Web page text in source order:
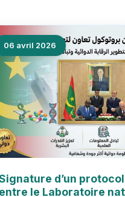
06 avril 2026
d’un
entre le Laboratoire